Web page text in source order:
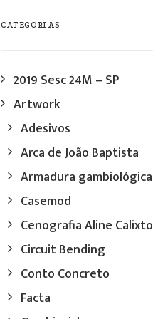
CATEGORIAS
2019 Sesc 24M – SP
Artwork
Adesivos
Arca de João Baptista
Armadura gambiológica
Casemod
Cenografia Aline Calixto
Circuit Bending
Conto Concreto
Facta